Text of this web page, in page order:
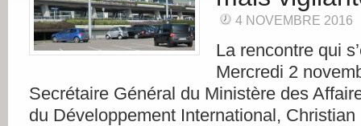
4 NOVEMBRE 2016
La rencontre qui
Mercredi 2
Secrétaire Général du Ministère des
du Développement International,